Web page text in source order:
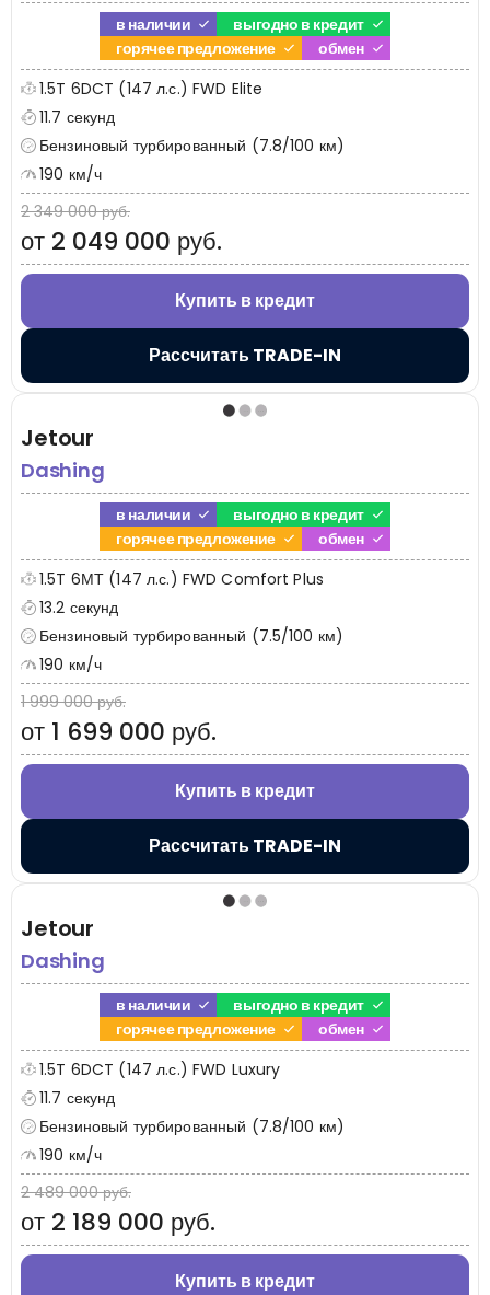
в наличии
выгодно в кредит
горячее предложение
обмен
1.5T 6DCT (147 л.с.) FWD Elite
11.7 секунд
Бензиновый турбированный (7.8/100 км)
190 км/ч
2 349 000 руб.
от 2 049 000 руб.
Купить в кредит
Рассчитать TRADE-IN
Jetour
Dashing
в наличии
выгодно в кредит
горячее предложение
обмен
1.5T 6МТ (147 л.с.) FWD Comfort Plus
13.2 секунд
Бензиновый турбированный (7.5/100 км)
190 км/ч
1 999 000 руб.
от 1 699 000 руб.
Купить в кредит
Рассчитать TRADE-IN
Jetour
Dashing
в наличии
выгодно в кредит
горячее предложение
обмен
1.5T 6DCT (147 л.с.) FWD Luxury
11.7 секунд
Бензиновый турбированный (7.8/100 км)
190 км/ч
2 489 000 руб.
от 2 189 000 руб.
Купить в кредит